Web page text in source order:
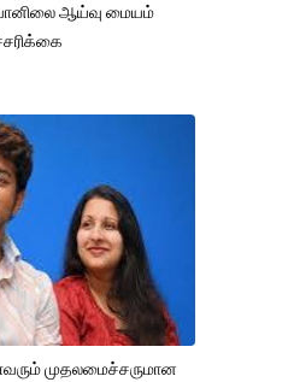
ஆய்வு மையம்
முதலமைச்சருமான